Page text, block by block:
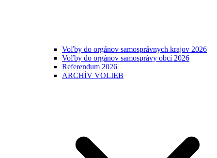
Voľby do orgánov samosprávnych krajov 2026
Voľby do orgánov samosprávy obcí 2026
Referendum 2026
ARCHÍV VOLIEB